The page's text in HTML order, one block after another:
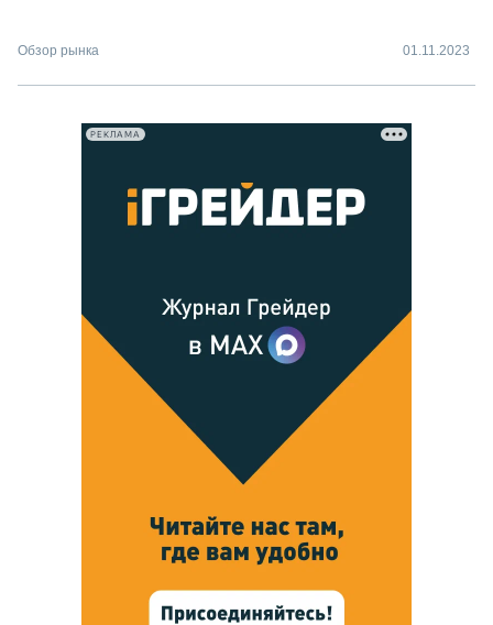
Обзор рынка 01.11.2023
РЕКЛАМА